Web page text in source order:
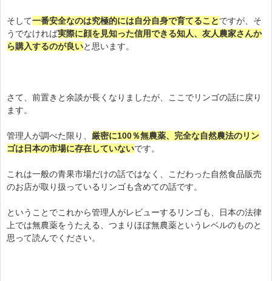
そして一番安全なのは究極的には自分自身で育てることですが、そ
うでなければ実際に顔を見知った信用できる知人、友人農家さんか
ら購入するのが良いと思います。
さて、前置きと余談が長くなりましたが、ここでリンゴの話に戻り
ます。
管理人が調べた限り、 厳密に100％無農薬、完全な自然農法のリン
ゴは日本の市場に存在していないです。
これは一般の青果市場だけの話ではなく、こだわった自然食品販売
のお店が取り扱っているリンゴも含めての話です。
ということでこれから管理人がレビューするリンゴも、日本の法律
上では無農薬をうたえる、つまりほぼ無農薬というレベルのものと
思って読んでください。